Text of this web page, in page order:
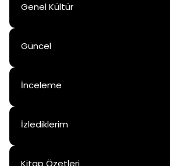
Genel Kültür
Güncel
İnceleme
İzlediklerim
Kitap Özetleri